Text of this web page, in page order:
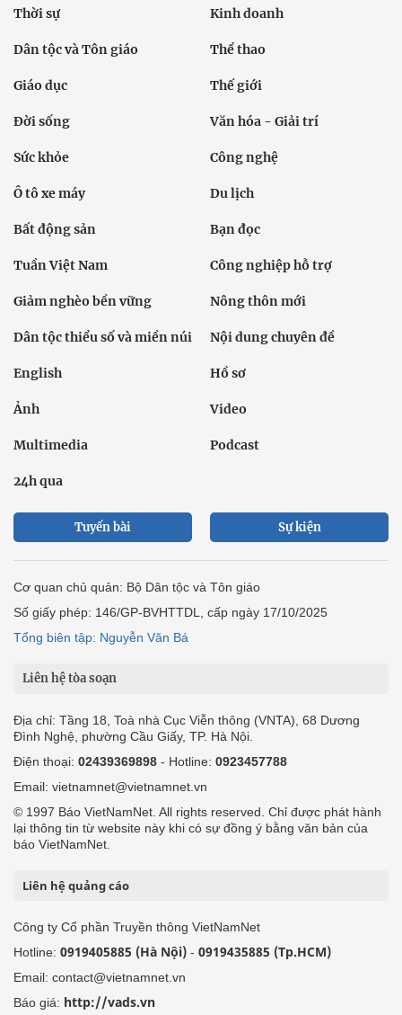
Thời sự Kinh doanh
Dân tộc và Tôn giáo Thể thao
Giáo dục Thế giới
Đời sống Văn hóa - Giải trí
Sức khỏe Công nghệ
Ô tô xe máy Du lịch
Bất động sản Bạn đọc
Tuần Việt Nam Công nghiệp hỗ trợ
Giảm nghèo bền vững Nông thôn mới
Dân tộc thiểu số và miền núi Nội dung chuyên đề
English Hồ sơ
Ảnh Video
Multimedia Podcast
24h qua
Tuyến bài Sự kiện
Cơ quan chủ quản: Bộ Dân tộc và Tôn giáo
Số giấy phép: 146/GP-BVHTTDL, cấp ngày 17/10/2025
Tổng biên tập: Nguyễn Văn Bá
Liên hệ tòa soạn
Địa chỉ: Tầng 18, Toà nhà Cục Viễn thông (VNTA), 68 Dương
Đình Nghệ, phường Cầu Giấy, TP. Hà Nội.
Điện thoại: 02439369898 - Hotline: 0923457788
Email: vietnamnet@vietnamnet.vn
© 1997 Báo VietNamNet. All rights reserved. Chỉ được phát hành
lại thông tin từ website này khi có sự đồng ý bằng văn bản của
báo VietNamNet.
Liên hệ quảng cáo
Công ty Cổ phần Truyền thông VietNamNet
Hotline: 0919405885 (Hà Nội) - 0919435885 (Tp.HCM)
Email: contact@vietnamnet.vn
Báo giá: http://vads.vn